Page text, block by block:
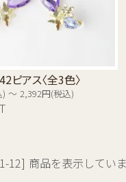
ピアス〈全3色〉
) ～ 2,392円(税込)
12] 商品を表示していま